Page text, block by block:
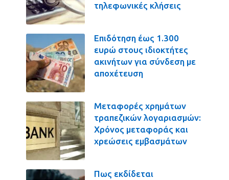
τηλεφωνικές κλήσεις
Επιδότηση έως 1.300
ευρώ στους ιδιοκτήτες
ακινήτων για σύνδεση με
αποχέτευση
Μεταφορές χρημάτων
τραπεζικών λογαριασμών:
Χρόνος μεταφοράς και
χρεώσεις εμβασμάτων
Πως εκδίδεται